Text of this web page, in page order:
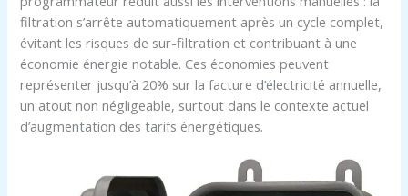
filtration s’arrête automatiquement après un cycle complet,
évitant les risques de sur-filtration et contribuant à une
économie énergie notable. Ces économies peuvent
représenter jusqu’à 20% sur la facture d’électricité annuelle,
un atout non négligeable, surtout dans le contexte actuel
d’augmentation des tarifs énergétiques.